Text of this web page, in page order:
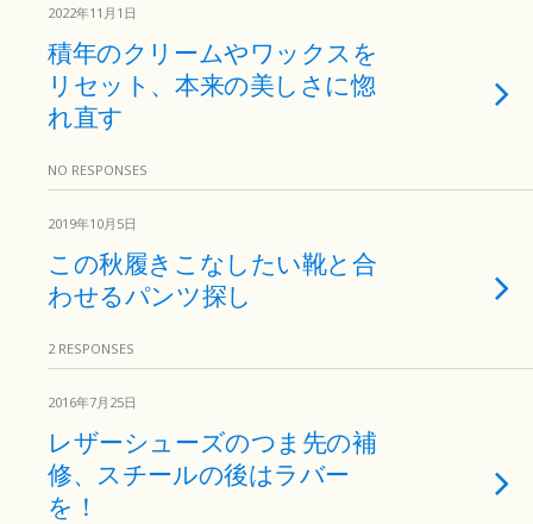
2022年11月1日
積年のクリームやワックスを
リセット、本来の美しさに惚
れ直す
NO RESPONSES
2019年10月5日
この秋履きこなしたい靴と合
わせるパンツ探し
2 RESPONSES
2016年7月25日
レザーシューズのつま先の補
修、スチールの後はラバー
を！